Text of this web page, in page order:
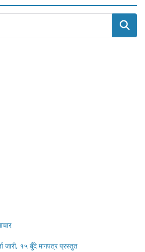
जारी, १५ बुँदे मागपत्र प्रस्तुत